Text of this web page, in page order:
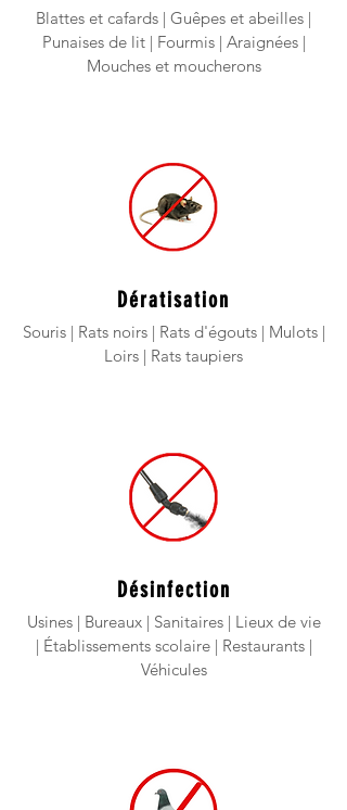
Blattes et cafards | Guêpes et abeilles |
Punaises de lit | Fourmis | Araignées |
Mouches et moucherons
Dératisation
Souris | Rats noirs | Rats d'égouts | Mulots |
Loirs | Rats taupiers
Désinfection
Usines | Bureaux | Sanitaires | Lieux de vie
| Établissements scolaire | Restaurants |
Véhicules